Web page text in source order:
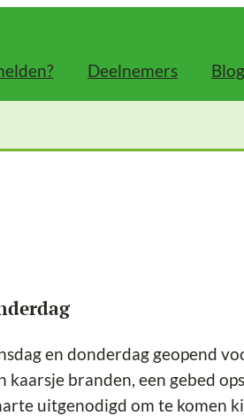
Deelnemers Blog
en donderdag geopend
branden, een gebed
uitgenodigd om te komen